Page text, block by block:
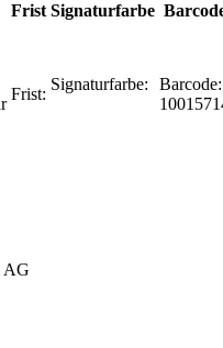
Frist Signaturfarbe
Frist:
Signaturfarbe:
Barcode:
AG